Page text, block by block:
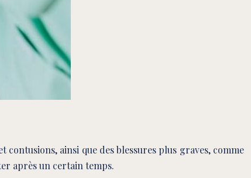
ainsi que des blessures plus graves, comme
après un certain temps.